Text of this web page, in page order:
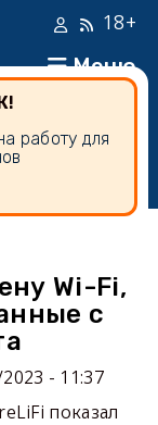
Меню
18+
работу для
Wi-Fi,
с
- 11:37
показал